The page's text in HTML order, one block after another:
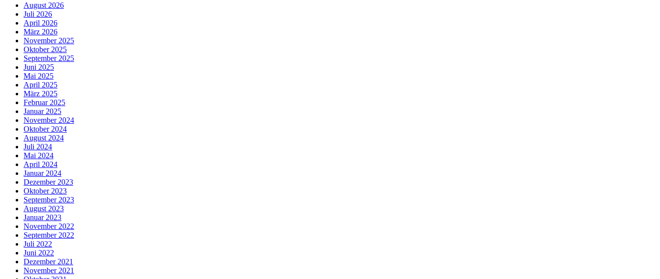
August 2026
Juli 2026
April 2026
März 2026
November 2025
Oktober 2025
September 2025
Juni 2025
Mai 2025
April 2025
März 2025
Februar 2025
Januar 2025
November 2024
Oktober 2024
August 2024
Juli 2024
Mai 2024
April 2024
Januar 2024
Dezember 2023
Oktober 2023
September 2023
August 2023
Januar 2023
November 2022
September 2022
Juli 2022
Juni 2022
Dezember 2021
November 2021